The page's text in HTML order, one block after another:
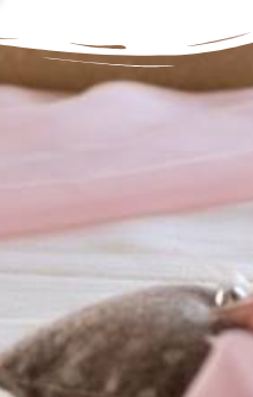
che è palese nei tuoi
Complimenti davvero!!!!
Giusy Rizzo
da Facebook